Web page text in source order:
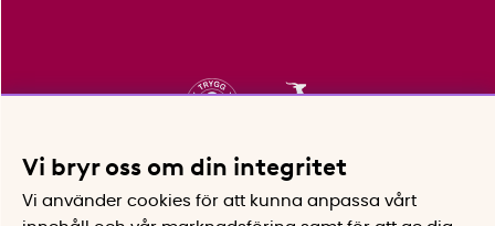
Vi bryr oss om din integritet
Vi använder cookies för att kunna anpassa vårt